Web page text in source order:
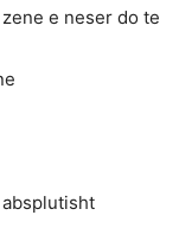
e neser do te